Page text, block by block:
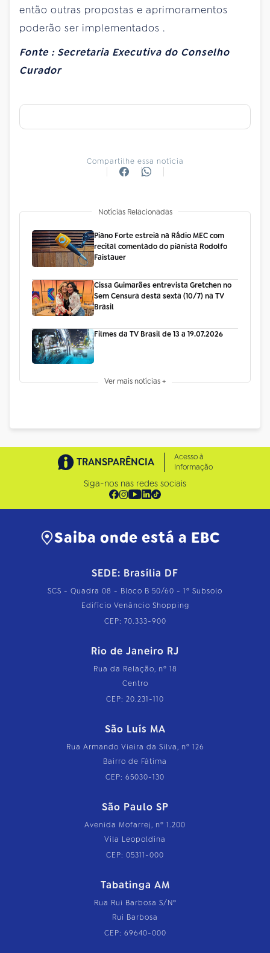
então outras propostas e aprimoramentos
poderão ser implementados .
Fonte : Secretaria Executiva do Conselho
Curador
Compartilhe essa notícia
Notícias Relacionadas
Piano Forte estreia na Rádio MEC com
recital comentado do pianista Rodolfo
Faistauer
Cissa Guimarães entrevista Gretchen no
Sem Censura desta sexta (10/7) na TV
Brasil
Filmes da TV Brasil de 13 a 19.07.2026
Ver mais notícias +
TRANSPARÊNCIA
Acesso à
Informação
Siga-nos nas redes sociais
Saiba onde está a EBC
SEDE: Brasília DF
SCS - Quadra 08 - Bloco B 50/60 - 1º Subsolo
Edifício Venâncio Shopping
CEP: 70.333-900
Rio de Janeiro RJ
Rua da Relação, nº 18
Centro
CEP: 20.231-110
São Luís MA
Rua Armando Vieira da Silva, nº 126
Bairro de Fátima
CEP: 65030-130
São Paulo SP
Avenida Mofarrej, nº 1.200
Vila Leopoldina
CEP: 05311-000
Tabatinga AM
Rua Rui Barbosa S/Nº
Rui Barbosa
CEP: 69640-000